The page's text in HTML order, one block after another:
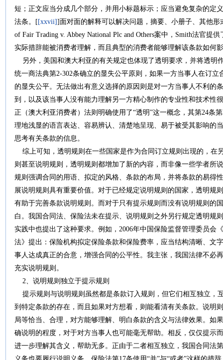
短；正文应当分成几个部分，并用小标题标示；应当避免复杂的定
法条。[ [xxvii]]面对面的解释可以解决问题，摘要、小册子、其他
of Fair Trading v. Abbey National Plc and Others案中，Smith法官提
实际措辞能被消费者理解，而且典型的消费者能够理解该条款如何
另外，美国和澳大利亚的有关规定也体现了透明要求，并将透明
统一商法典第2-302条确立的显失公平原则，如果一方当事人在订
的显失公平。无法做出有意义选择的原因则是对一方当事人不利的
到，以及该当事人没有能力理解另一方精心制作的专业性和技术性
正（澳大利亚消费者）法则明确使用了“透明”这一概念，其第24条
理地浅显的语言表达、容易辨认、清楚地呈现、易于被受其影响的
思考有关条款的信息。
综上可知，透明规则在一些国家是作为合同订立规则出现的，在
则甚至说明规则，透明规则都增加了新的内容，而非像一些学者所
规则强调合同的用语、拟定的风格、条款的布局，并将条款的易得
展说明规则具有重要价值。对于已经规定说明规则的国家，透明规
有助于完善条款说明规则。而对于只有提示规则而没有说明规则的
白。我国合同法、保险法未在提示、说明规则之外另行规定透明规
实践中也提出了这种要求。例如，2006年中国保险监督管理委员会
法》提出：保险机构拟定保险条款和保险费率，应当结构清晰、文
事人达成真正的合意，增强合同的公平性。我主张，我国法律不必
充实说明规则。
2、说明规则独立于提示规则
提示规则与说明规则虽然都是条款订入规则，但它们相互独立，
到特定条款的存在，而且如果对方想看，则能看清有关条款。说明
局等恰当、合理，对方能够理解、明白条款的含义与法律效果。如
确说明的程度，对于对方当事人也可能毫无帮助。相反，仅仅提示
进一步理解其含义，帮助无多。正由于二者相互独立，我国合同法